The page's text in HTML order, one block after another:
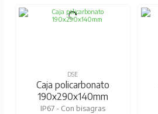
DSE
Caja policarbonato
190x290x140mm
IP67 - Con bisagras